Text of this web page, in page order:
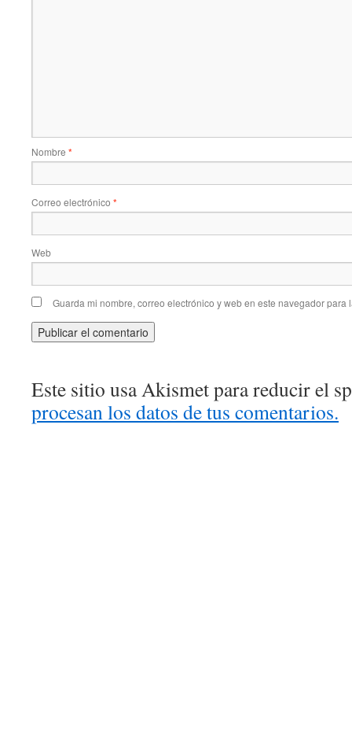
Nombre *
Correo electrónico *
Web
Guarda mi nombre, correo electrónico y web en este navegador para
Este sitio usa Akismet para reducir el
procesan los datos de tus comentarios.